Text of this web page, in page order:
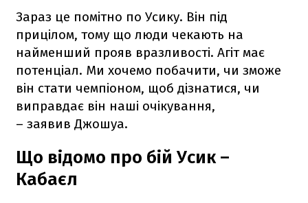
Зараз це помітно по Усику. Він під
прицілом, тому що люди чекають на
найменший прояв вразливості. Агіт має
потенціал. Ми хочемо побачити, чи зможе
він стати чемпіоном, щоб дізнатися, чи
виправдає він наші очікування,
– заявив Джошуа.
Що відомо про бій Усик –
Кабаєл